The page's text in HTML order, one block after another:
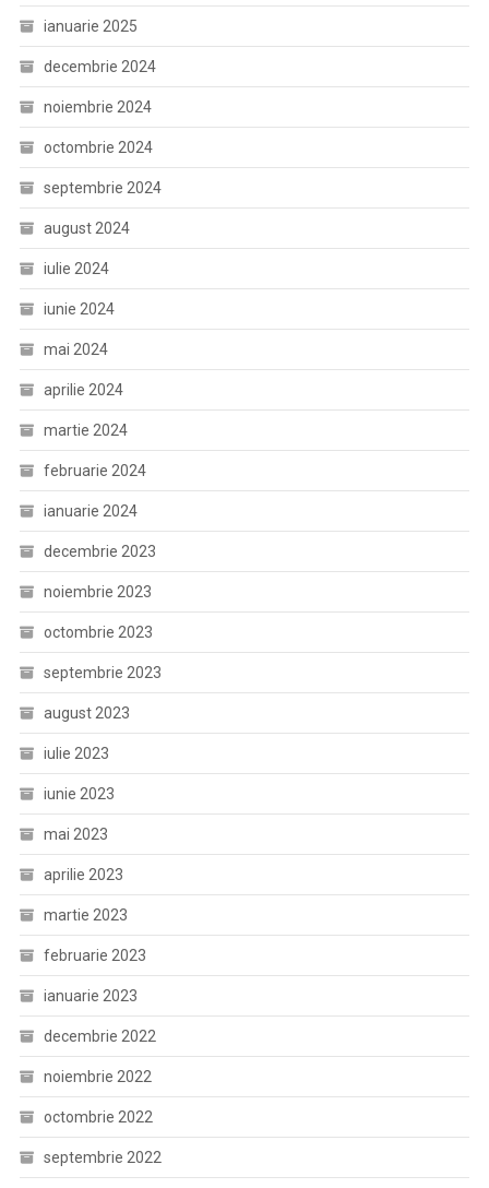
ianuarie 2025
decembrie 2024
noiembrie 2024
octombrie 2024
septembrie 2024
august 2024
iulie 2024
iunie 2024
mai 2024
aprilie 2024
martie 2024
februarie 2024
ianuarie 2024
decembrie 2023
noiembrie 2023
octombrie 2023
septembrie 2023
august 2023
iulie 2023
iunie 2023
mai 2023
aprilie 2023
martie 2023
februarie 2023
ianuarie 2023
decembrie 2022
noiembrie 2022
octombrie 2022
septembrie 2022